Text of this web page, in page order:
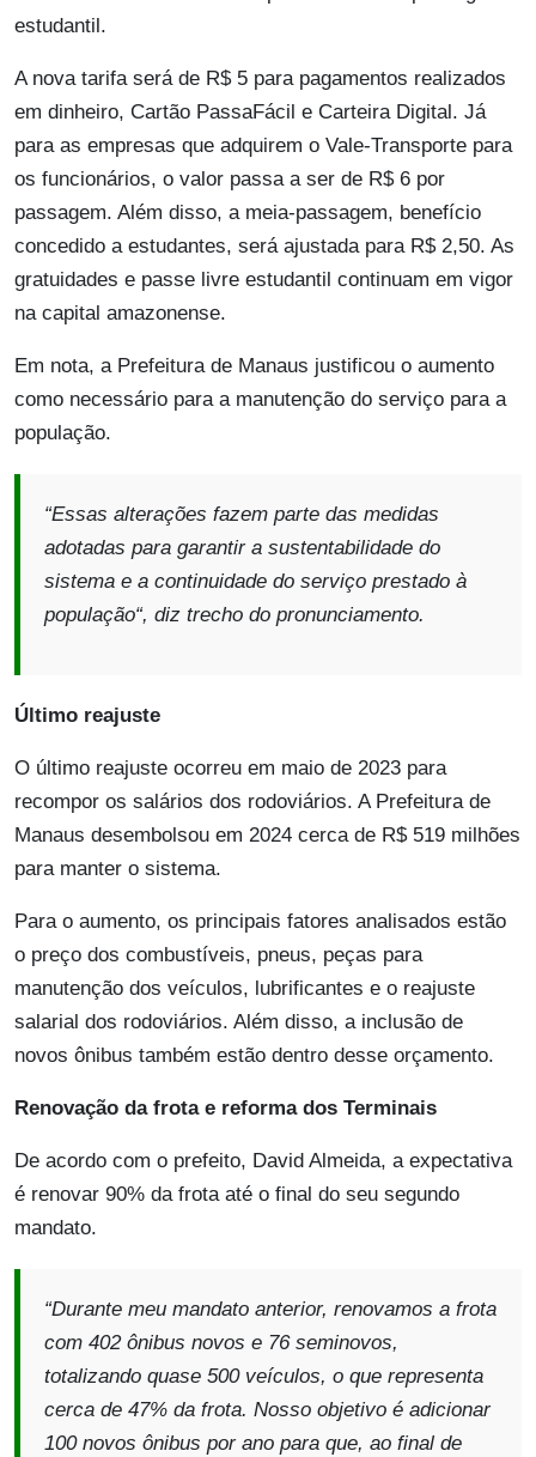
estudantil.
A nova tarifa será de R$ 5 para pagamentos realizados
em dinheiro, Cartão PassaFácil e Carteira Digital. Já
para as empresas que adquirem o Vale-Transporte para
os funcionários, o valor passa a ser de R$ 6 por
passagem. Além disso, a meia-passagem, benefício
concedido a estudantes, será ajustada para R$ 2,50. As
gratuidades e passe livre estudantil continuam em vigor
na capital amazonense.
Em nota, a Prefeitura de Manaus justificou o aumento
como necessário para a manutenção do serviço para a
população.
“Essas alterações fazem parte das medidas
adotadas para garantir a sustentabilidade do
sistema e a continuidade do serviço prestado à
população“, diz trecho do pronunciamento.
Último reajuste
O último reajuste ocorreu em maio de 2023 para
recompor os salários dos rodoviários. A Prefeitura de
Manaus desembolsou em 2024 cerca de R$ 519 milhões
para manter o sistema.
Para o aumento, os principais fatores analisados estão
o preço dos combustíveis, pneus, peças para
manutenção dos veículos, lubrificantes e o reajuste
salarial dos rodoviários. Além disso, a inclusão de
novos ônibus também estão dentro desse orçamento.
Renovação da frota e reforma dos Terminais
De acordo com o prefeito, David Almeida, a expectativa
é renovar 90% da frota até o final do seu segundo
mandato.
“Durante meu mandato anterior, renovamos a frota
com 402 ônibus novos e 76 seminovos,
totalizando quase 500 veículos, o que representa
cerca de 47% da frota. Nosso objetivo é adicionar
100 novos ônibus por ano para que, ao final de